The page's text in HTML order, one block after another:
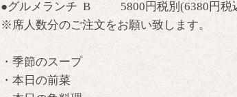
●グルメランチ B 5800円税別(6380円税
※席人数分のご注文をお願い致します。
・季節のスープ
・本日の前菜